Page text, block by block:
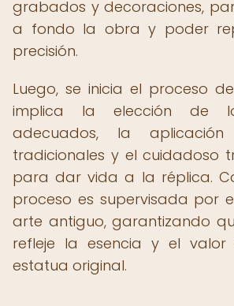
grabados y decoraciones,
a fondo la obra y poder
precisión.
Luego, se inicia el proceso
implica la elección de
adecuados, la
tradicionales y el cuidadoso
para dar vida a la réplica.
proceso es supervisada por
arte antiguo, garantizando
refleje la esencia y el
estatua original.